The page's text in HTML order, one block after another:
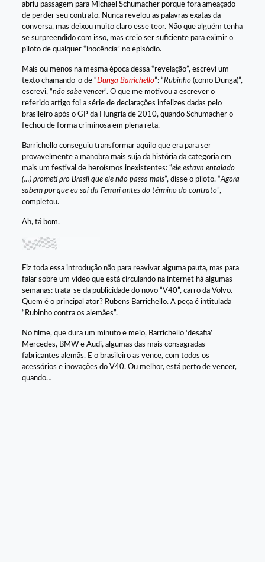
abriu passagem para Michael Schumacher porque fora ameaçado
de perder seu contrato. Nunca revelou as palavras exatas da
conversa, mas deixou muito claro esse teor. Não que alguém tenha
se surpreendido com isso, mas creio ser suficiente para eximir o
piloto de qualquer “inocência” no episódio.
Mais ou menos na mesma época dessa “revelação”, escrevi um
texto chamando-o de “Dunga Barrichello”: “Rubinho(como Dunga)”,
escrevi, “não sabe vencer”. O que me motivou a escrever o
referido artigo foi a série de declarações infelizes dadas pelo
brasileiro após o GP da Hungria de 2010, quando Schumacher o
fechou de forma criminosa em plena reta.
Barrichello conseguiu transformar aquilo que era para ser
provavelmente a manobra mais suja da história da categoria em
mais um festival de heroísmos inexistentes: “ele estava entalado
(…) prometi pro Brasil que ele não passa mais”, disse o piloto. “Agora
sabem por que eu saí da Ferrari antes do término do contrato”,
completou.
Ah, tá bom.
Fiz toda essa introdução não para reavivar alguma pauta, mas para
falar sobre um vídeo que está circulando na internet há algumas
semanas: trata-se da publicidade do novo “V40”, carro da Volvo.
Quem é o principal ator? Rubens Barrichello. A peça é intitulada
“Rubinho contra os alemães”.
No filme, que dura um minuto e meio, Barrichello ‘desafia’
Mercedes, BMW e Audi, algumas das mais consagradas
fabricantes alemãs. E o brasileiro as vence, com todos os
acessórios e inovações do V40. Ou melhor, está perto de vencer,
quando…